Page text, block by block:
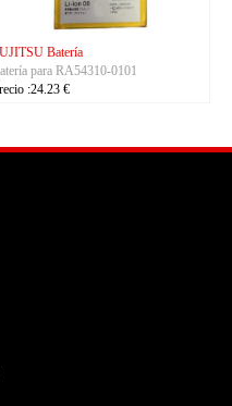
ACE Batería
Batería para BAS022
Precio :24.23 €